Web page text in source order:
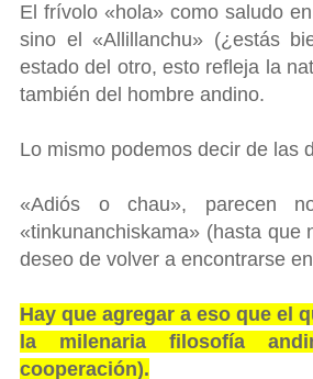
El frívolo «hola» como saludo
sino el «Allillanchu» (¿estás
estado del otro, esto refleja la
también del hombre andino.
Lo mismo podemos decir de las
«Adiós o chau», parecen
«tinkunanchiskama» (hasta que
deseo de volver a encontrarse
Hay que agregar a eso que el
la milenaria filosofía
cooperación).